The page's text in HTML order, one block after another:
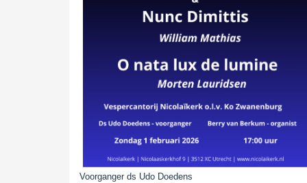
Voorganger ds Udo Doedens